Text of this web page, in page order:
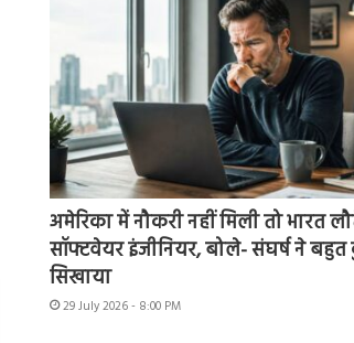
अमेरिका में नौकरी नहीं मिली तो भारत
सॉफ्टवेयर इंजीनियर, बोले- संघर्ष ने
सिखाया
29 July 2026 - 8:00 PM